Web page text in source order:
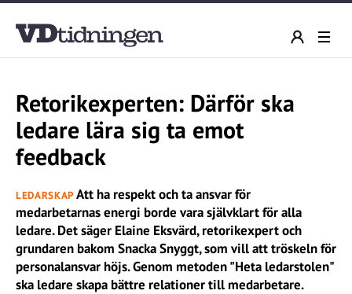
Retorikexperten: Därför ska
ledare lära sig ta emot
feedback
LEDARSKAP Att ha respekt och ta ansvar för
medarbetarnas energi borde vara självklart för alla
ledare. Det säger Elaine Eksvärd, retorikexpert och
grundaren bakom Snacka Snyggt, som vill att tröskeln för
personalansvar höjs. Genom metoden "Heta ledarstolen"
ska ledare skapa bättre relationer till medarbetare.